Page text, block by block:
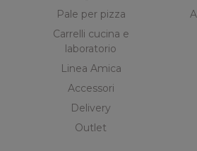
Pale per pizza
Carrelli cucina e
laboratorio
Linea Amica
Accessori
Delivery
Outlet